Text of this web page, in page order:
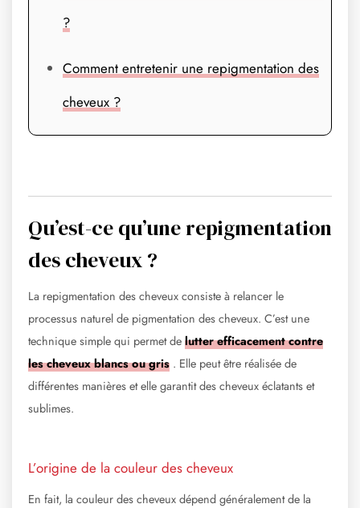
?
Comment entretenir une repigmentation des
cheveux ?
Qu’est-ce qu’une repigmentation
des cheveux ?
La repigmentation des cheveux consiste à relancer le
processus naturel de pigmentation des cheveux. C’est une
technique simple qui permet de lutter efficacement contre
les cheveux blancs ou gris . Elle peut être réalisée de
différentes manières et elle garantit des cheveux éclatants et
sublimes.
L’origine de la couleur des cheveux
En fait, la couleur des cheveux dépend généralement de la